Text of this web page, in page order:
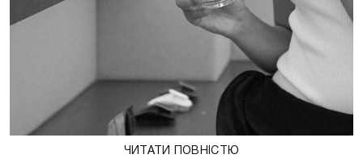
ЧИТАТИ ПОВНІСТЮ